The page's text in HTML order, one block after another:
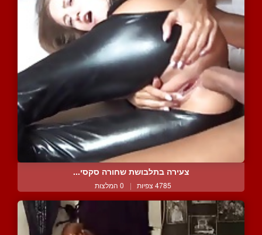
צעירה בתלבושת שחורה סקסי...
4785 צפיות | 0 המלצות